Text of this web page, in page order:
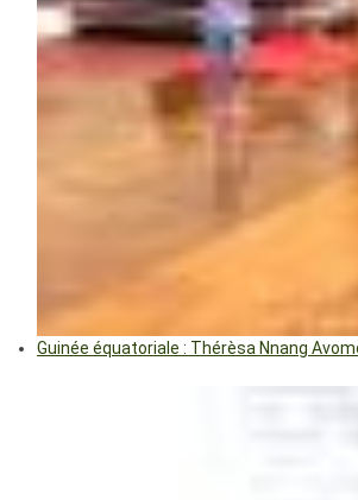
Guinée équatoriale : Thérèsa Nnang